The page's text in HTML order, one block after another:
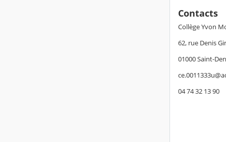
Contacts
Collège Yvon
62, rue Denis
01000 Saint-
04 74 32 13 90